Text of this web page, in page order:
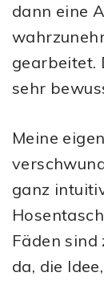
dann eine
gearbeitet.
sehr
Meine
ganz
Fäden
da, die